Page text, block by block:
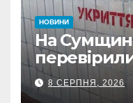
НОВИНИ
На
укриттів:
замкнені
8 СЕРПНЯ, 2026